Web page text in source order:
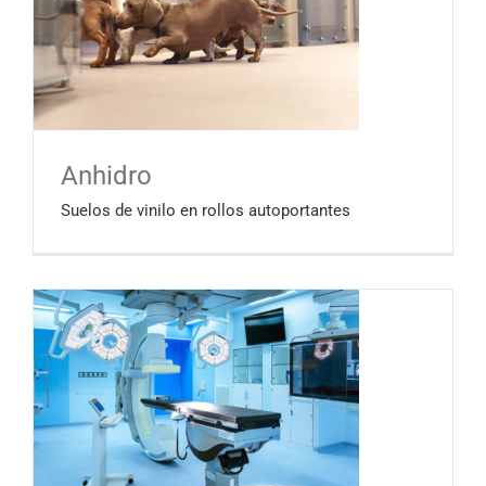
Anhidro
Suelos de vinilo en rollos autoportantes